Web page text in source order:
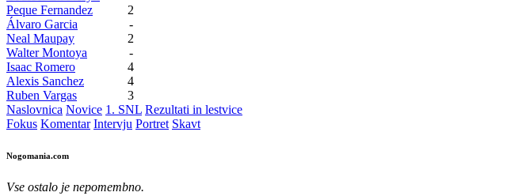
Peque Fernandez
2
Álvaro Garcia
-
Neal Maupay
2
Walter Montoya
-
Isaac Romero
4
Alexis Sanchez
4
Ruben Vargas
3
Naslovnica Novice 1. SNL Rezultati in lestvice
Fokus Komentar Intervju Portret Skavt
Nogomania.com
Vse ostalo je nepomembno.